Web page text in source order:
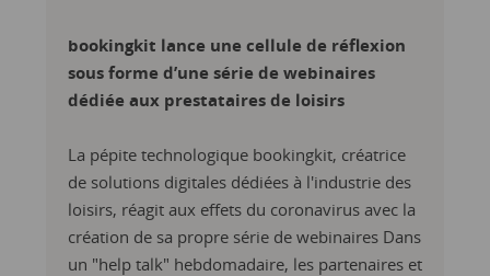
bookingkit lance une cellule de réflexion
sous forme d’une série de webinaires
dédiée aux prestataires de loisirs
La pépite technologique bookingkit, créatrice
de solutions digitales dédiées à l'industrie des
loisirs, réagit aux effets du coronavirus avec la
création de sa propre série de webinaires Dans
un "help talk" hebdomadaire, les partenaires et